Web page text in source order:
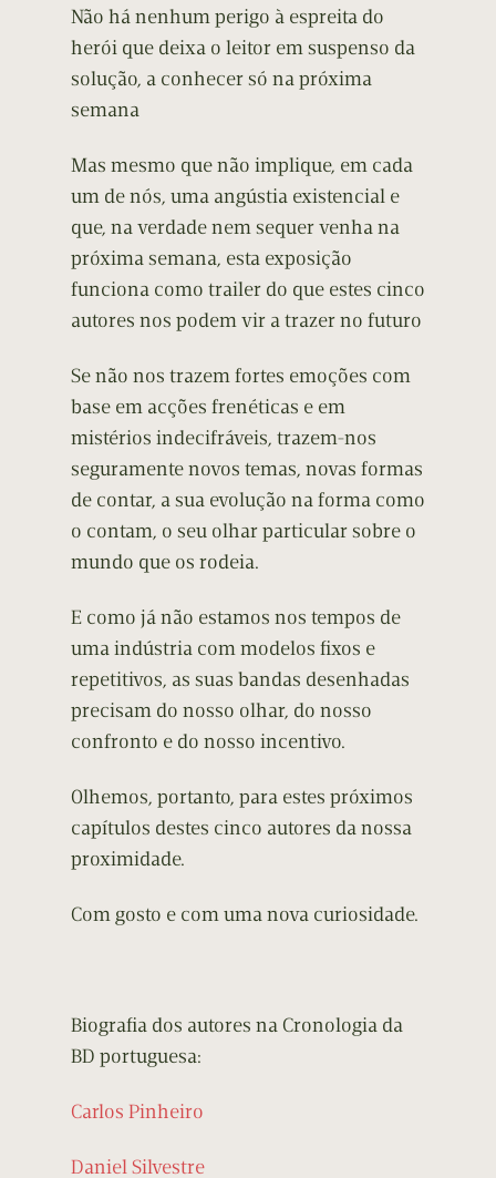
Não há nenhum perigo à espreita do
herói que deixa o leitor em suspenso da
solução, a conhecer só na próxima
semana
Mas mesmo que não implique, em cada
um de nós, uma angústia existencial e
que, na verdade nem sequer venha na
próxima semana, esta exposição
funciona como trailer do que estes cinco
autores nos podem vir a trazer no futuro
Se não nos trazem fortes emoções com
base em acções frenéticas e em
mistérios indecifráveis, trazem-nos
seguramente novos temas, novas formas
de contar, a sua evolução na forma como
o contam, o seu olhar particular sobre o
mundo que os rodeia.
E como já não estamos nos tempos de
uma indústria com modelos fixos e
repetitivos, as suas bandas desenhadas
precisam do nosso olhar, do nosso
confronto e do nosso incentivo.
Olhemos, portanto, para estes próximos
capítulos destes cinco autores da nossa
proximidade.
Com gosto e com uma nova curiosidade.
Biografia dos autores na Cronologia da
BD portuguesa:
Carlos Pinheiro
Daniel Silvestre